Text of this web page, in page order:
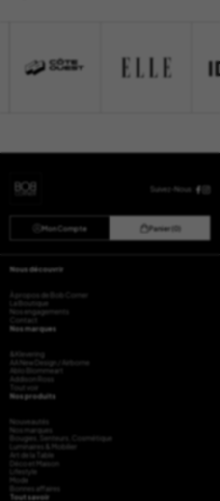
Suivez-Nous :
Mon Compte Panier (0)
Nous découvrir
À propos de Bob Corner
La Boutique
Nos engagements
Contact
Nos marques
&Klevering
AA New Design / Airborne
Ablo Blommeart
Addison Ross
Tout voir
Nos produits
Nouveautés
Nos marques
Bougies, Senteurs, Cosmétique
Luminaires & Mobilier
Art de la Table
Déco et Maison
Lifestyle
Mode
Bonnes affaires
Tout savoir